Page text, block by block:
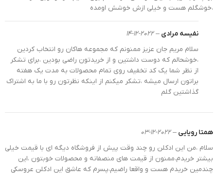
ماندگاری و پراکندگی ادکلن کودک فیل آبی بیبی لاو 34-144
بر خلاف ادکلنهای بزرگسالان که یکی از مهمترین سوالات از
،خوشگلم هست و خیلی ازش خوشش اومده
نفیسه مرادی –
2022-12-14
سلام مریم جان عزیز ممنونم که مجموعه هاکان رو انتخاب کردین
،خوشحالم که دوست داشتین و از خریدتون راضی بودین ،برای تشکر
از نظر شما یک کد تخفیف روی تمام محصولات به مدت یک هفته
براتون ارسال میشه ،تشکر میکنم از اینکه نظرتون رو با ما به اشتراک
گذاشتین گلم
همتا رویایی –
2022-12-03
سلام ،من این ادکلن رو چند وقت پیش از فروشگاه دیگه ای با قیمت خیلی
بیشتر خریدم،ممنون از قیمت های منصفانه و محصولات خوبتون ،این
چندمین خریدم هست و واقعا راضیم،پسرم که عاشق این ادکلن عروسکی